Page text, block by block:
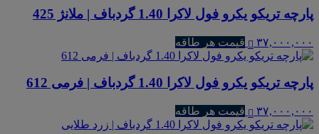
پارچه تریکو یکرو فول لاکرا 1.40 گردباف | ملانژ 425
۳۷,۰۰۰,۰۰۰ قیمت هر طاقه
پارچه تریکو یکرو فول لاکرا 1.40 گردباف | فرمی 612
۳۷,۰۰۰,۰۰۰ قیمت هر طاقه